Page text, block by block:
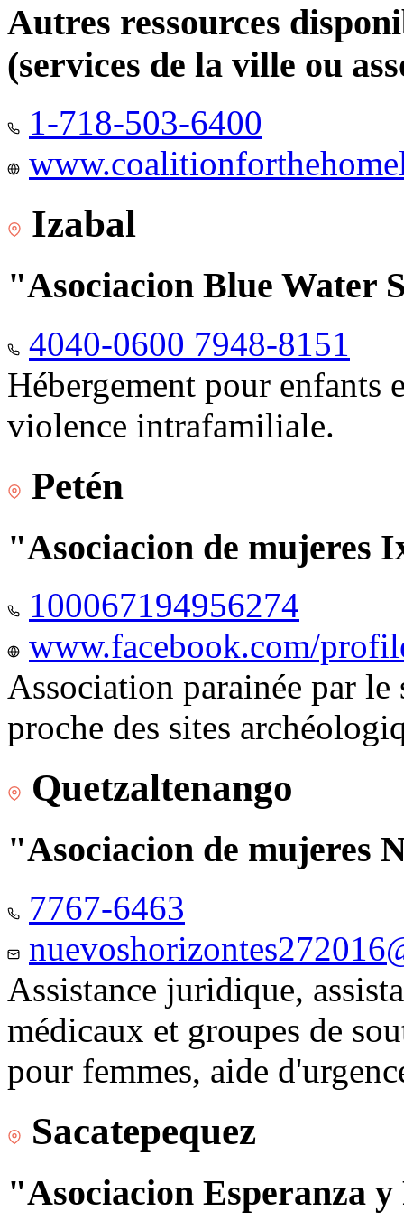
Autres ressources
(services de la ville ou
1-718-503-6400
Izabal
"Asociacion Blue Water
4040-0600 7948-8151
Hébergement pour enfants
violence intrafamiliale.
Petén
"Asociacion de mujeres
100067194956274
www.facebook.com/
Association parainée par
proche des sites
Quetzaltenango
"Asociacion de mujeres
7767-6463
Assistance juridique,
médicaux et groupes de
pour femmes, aide
Sacatepequez
"Asociacion Esperanza